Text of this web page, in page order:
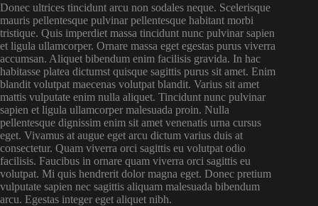
Donec ultrices tincidunt arcu non sodales neque. Scelerisque
mauris pellentesque pulvinar pellentesque habitant morbi
tristique. Quis imperdiet massa tincidunt nunc pulvinar sapien
et ligula ullamcorper. Ornare massa eget egestas purus viverra
accumsan. Aliquet bibendum enim facilisis gravida. In hac
habitasse platea dictumst quisque sagittis purus sit amet. Enim
blandit volutpat maecenas volutpat blandit. Varius sit amet
mattis vulputate enim nulla aliquet. Tincidunt nunc pulvinar
sapien et ligula ullamcorper malesuada proin. Nulla
pellentesque dignissim enim sit amet venenatis urna cursus
eget. Vivamus at augue eget arcu dictum varius duis at
consectetur. Quam viverra orci sagittis eu volutpat odio
facilisis. Faucibus in ornare quam viverra orci sagittis eu
volutpat. Mi quis hendrerit dolor magna eget. Donec pretium
vulputate sapien nec sagittis aliquam malesuada bibendum
arcu. Egestas integer eget aliquet nibh.